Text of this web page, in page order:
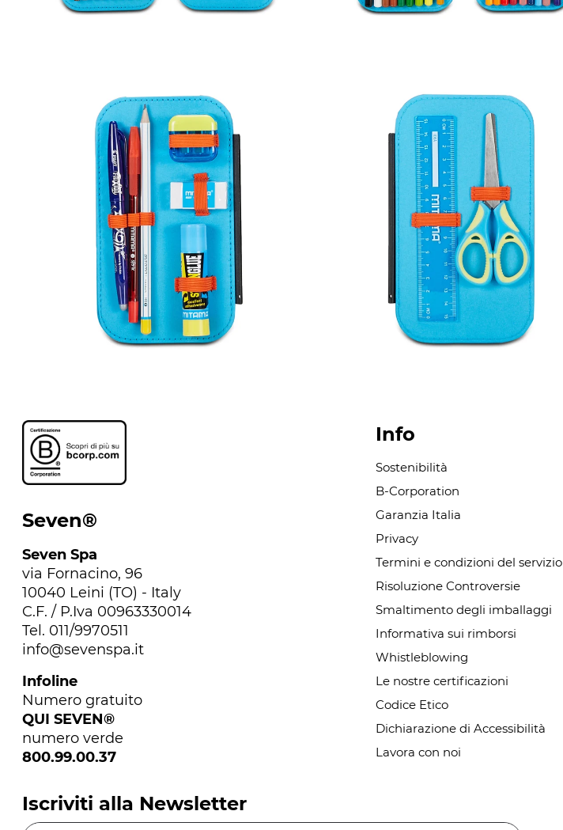
Seven®
Seven Spa
via Fornacino, 96
10040 Leini (TO) - Italy
C.F. / P.Iva 00963330014
Tel. 011/9970511
info@sevenspa.it
Infoline
Numero gratuito
QUI SEVEN®
numero verde
800.99.00.37
Info
Sostenibilità
B-Corporation
Garanzia Italia
Privacy
Termini e condizioni del servizio
Risoluzione Controversie
Smaltimento degli imballaggi
Informativa sui rimborsi
Whistleblowing
Le nostre certificazioni
Codice Etico
Dichiarazione di Accessibilità
Lavora con noi
Iscriviti alla Newsletter